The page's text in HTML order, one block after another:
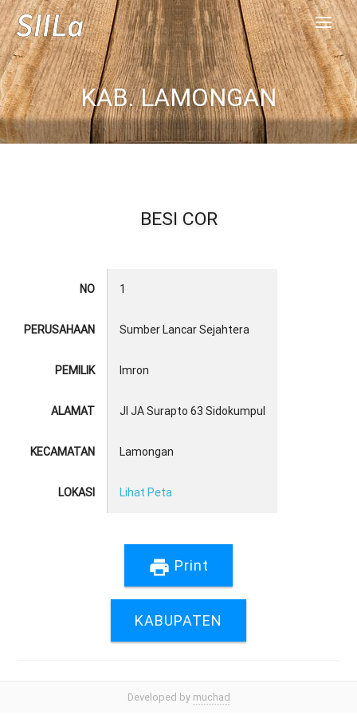
KAB. LAMONGAN
BESI COR
NO
PERUSAHAAN
PEMILIK
ALAMAT
KECAMATAN
LOKASI
1
Sumber Lancar Sejahtera
Imron
Jl JA Surapto 63 Sidokumpul
Lamongan
Lihat Peta
print Print
KABUPATEN
Developed by muchad